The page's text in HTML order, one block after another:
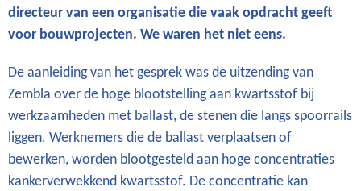
directeur van een organisatie die vaak opdracht geeft
voor bouwprojecten. We waren het niet eens.
De aanleiding van het gesprek was de uitzending van
Zembla over de hoge blootstelling aan kwartsstof bij
werkzaamheden met ballast, de stenen die langs spoorrails
liggen. Werknemers die de ballast verplaatsen of
bewerken, worden blootgesteld aan hoge concentraties
kankerverwekkend kwartsstof. De concentratie kan